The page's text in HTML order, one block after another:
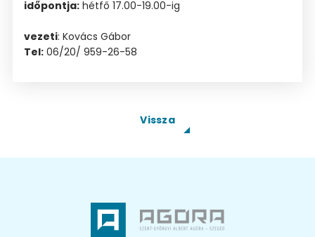
időpontja:hétfő 17.00-19.00-ig
vezeti: Kovács Gábor
Tel:06/20/ 959-26-58
Vissza